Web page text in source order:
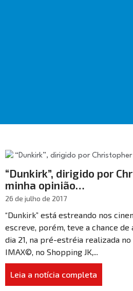
“Dunkirk”, dirigido por
minha opinião…
26 de julho de 2017
“Dunkirk” está estreando nos
escreve, porém, teve a chance
dia 21, na pré-estréia realizada
IMAX©, no Shopping JK,...
Leia a notícia completa